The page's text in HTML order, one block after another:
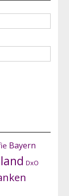
Bayern
DxO